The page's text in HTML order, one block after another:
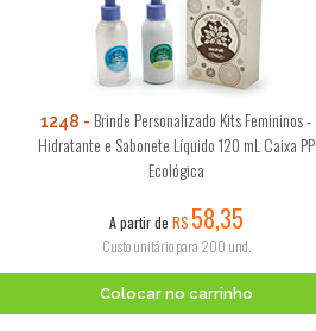
1248
Brinde Personalizado Kits Femininos -
Hidratante e Sabonete Líquido 120 mL Caixa PP
Ecológica
A partir de R$ 58,35
Custo unitário para 200 und.
Colocar no carrinho